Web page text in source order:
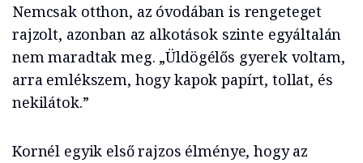
Nemcsak otthon, az óvodában is rengeteget
rajzolt, azonban az alkotások szinte egyáltalán
nem maradtak meg. „Üldögélős gyerek voltam,
arra emlékszem, hogy kapok papírt, tollat, és
nekilátok.”
Kornél egyik első rajzos élménye, hogy az